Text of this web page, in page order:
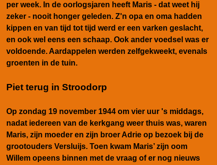
per week. In de oorlogsjaren heeft Maris - dat weet hij
zeker - nooit honger geleden. Z'n opa en oma hadden
kippen en van tijd tot tijd werd er een varken geslacht,
en ook wel eens een schaap. Ook ander voedsel was er
voldoende. Aardappelen werden zelfgekweekt, evenals
groenten in de tuin.
Piet terug in Stroodorp
Op zondag 19 november 1944 om vier uur 's middags,
nadat iedereen van de kerkgang weer thuis was, waren
Maris, zijn moeder en zijn broer Adrie op bezoek bij de
grootouders Versluijs. Toen kwam Maris’ zijn oom
Willem opeens binnen met de vraag of er nog nieuws